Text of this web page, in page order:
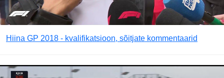
Hiina GP 2018 - kvalifikatsioon, sõitjate kommentaarid